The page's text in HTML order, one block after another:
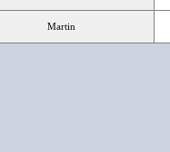
Martin